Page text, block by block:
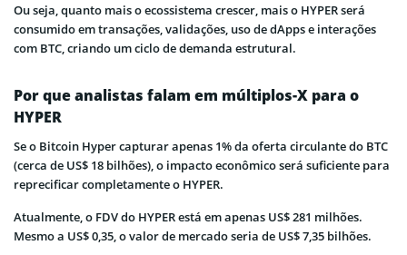
Ou seja, quanto mais o ecossistema crescer, mais o HYPER será
consumido em transações, validações, uso de dApps e interações
com BTC, criando um ciclo de demanda estrutural.
Por que analistas falam em múltiplos-X para o
HYPER
Se o Bitcoin Hyper capturar apenas 1% da oferta circulante do BTC
(cerca de US$ 18 bilhões), o impacto econômico será suficiente para
reprecificar completamente o HYPER.
Atualmente, o FDV do HYPER está em apenas US$ 281 milhões.
Mesmo a US$ 0,35, o valor de mercado seria de US$ 7,35 bilhões.